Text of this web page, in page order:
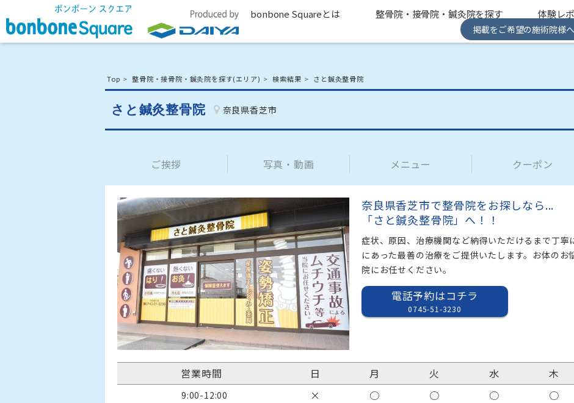
bonbone Squareとは 整骨院・接骨院・鍼灸院を探す 体験レ
掲載をご希望の施術院様へ
Top 整骨院・接骨院・鍼灸院を探す(エリア) 検索結果 さと鍼灸整骨院
さと鍼灸整骨院 奈良県香芝市
ご挨拶 写真・動画 メニュー クーポン
奈良県香芝市で整骨院をお探しなら...
「さと鍼灸整骨院」へ！！
症状、原因、治療機関など納得いただけるまで丁寧
にあった最善の治療をご提供いたします。お体のお
院にお任せください。
電話予約はコチラ
0745-51-3230
営業時間 日 月 火 水 木
9:00-12:00 × ○ ○ ○ ○